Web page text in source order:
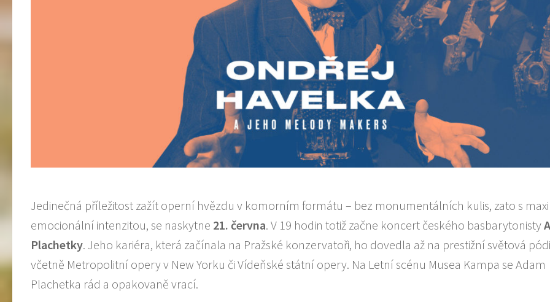
Jedinečná příležitost zažít operní hvězdu v komorním formátu – bez monumentálních kulis, zato s
emocionální intenzitou, se naskytne 21. června. V 19 hodin totiž začne koncert českého basbarytonisty
Plachetky. Jeho kariéra, která začínala na Pražské konzervatoři, ho dovedla až na prestižní světová
včetně Metropolitní opery v New Yorku či Vídeňské státní opery. Na Letní scénu Musea Kampa se Adam
Plachetka rád a opakovaně vrací.